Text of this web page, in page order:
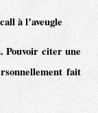
à l’aveugle
Pouvoir citer une
fait